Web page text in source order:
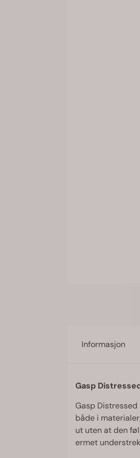
Informasjon
Gasp
Gasp
både i
ut uten at den
ermet